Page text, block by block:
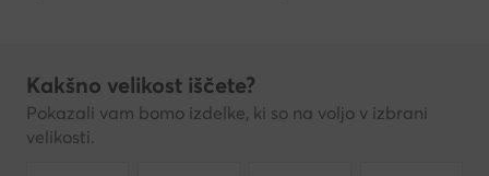
Kakšno velikost iščete?
Pokazali vam bomo izdelke, ki so na voljo v izbrani
velikosti.